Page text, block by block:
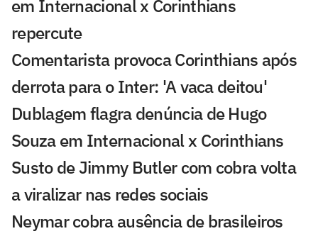
em Internacional x Corinthians
repercute
Comentarista provoca Corinthians após
derrota para o Inter: 'A vaca deitou'
Dublagem flagra denúncia de Hugo
Souza em Internacional x Corinthians
Susto de Jimmy Butler com cobra volta
a viralizar nas redes sociais
Neymar cobra ausência de brasileiros